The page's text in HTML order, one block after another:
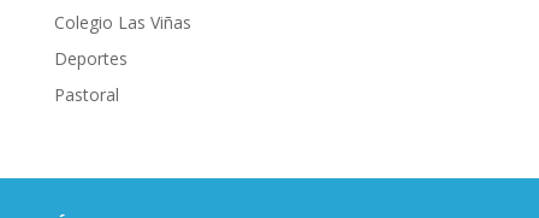
Colegio Las Viñas
Deportes
Pastoral